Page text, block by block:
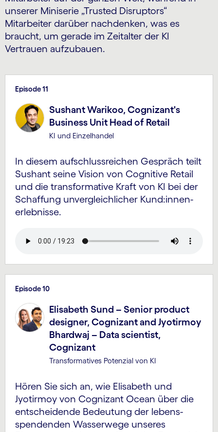
unserer Miniserie „Trusted Disruptors“
Mitarbeiter darüber nachdenken, was es
braucht, um gerade im Zeitalter der KI
Vertrauen aufzubauen.
Episode 11
Sushant Warikoo, Cognizant's
Business Unit Head of Retail
KI und Einzelhandel
In diesem aufschlussreichen Gespräch teilt
Sushant seine Vision von Cognitive Retail
und die transformative Kraft von KI bei der
Schaffung unvergleichlicher Kund:innen­
erlebnisse.
Episode 10
Elisabeth Sund – Senior product
designer, Cognizant and Jyotirmoy
Bhardwaj – Data scientist,
Cognizant
Transformatives Potenzial von KI
Hören Sie sich an, wie Elisabeth und
Jyotirmoy von Cognizant Ocean über die
entscheidende Bedeutung der lebens­
spendenden Wasserwege unseres